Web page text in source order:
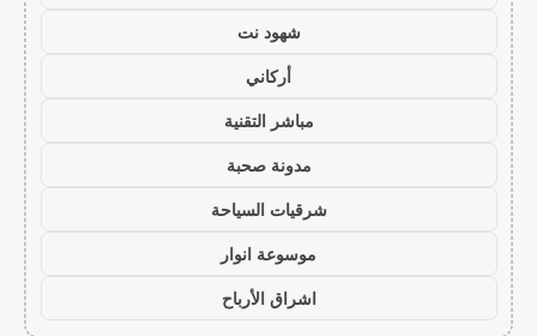
شهود نت
أركاني
مباشر التقنية
مدونة صحبة
شرقيات السياحة
موسوعة انوار
اشراق الأرباح